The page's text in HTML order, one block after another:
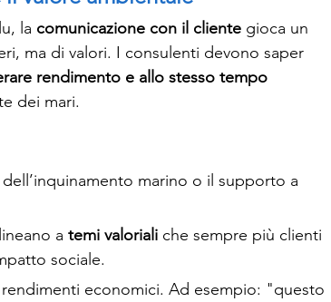
la comunicazione con il cliente gioca un
ma di valori. I consulenti devono saper
rendimento e allo stesso tempo
dei mari.
marino o il supporto a
a temi valoriali che sempre più clienti
sociale.
economici. Ad esempio: "questo